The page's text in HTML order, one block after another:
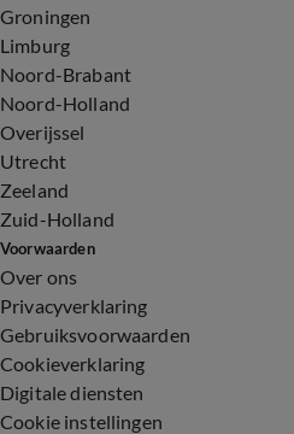
Groningen
Limburg
Noord-Brabant
Noord-Holland
Overijssel
Utrecht
Zeeland
Zuid-Holland
Voorwaarden
Over ons
Privacyverklaring
Gebruiksvoorwaarden
Cookieverklaring
Digitale diensten
Cookie instellingen